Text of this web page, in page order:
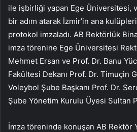
ile işbirliği yapan Ege Üniversitesi,
bir adım atarak İzmir’in ana
protokol imzaladı. AB Rektörlük
imza törenine Ege Üniversitesi
Mehmet Ersan ve Prof. Dr. Banu
Fakültesi Dekanı Prof. Dr. Timuçin
Voleybol Şube Başkanı Prof. Dr.
Şube Yönetim Kurulu Üyesi Sultan
İmza töreninde konuşan AB Rektör